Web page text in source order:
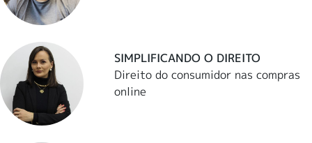
SIMPLIFICANDO O DIREITO
Direito do consumidor nas compras
online